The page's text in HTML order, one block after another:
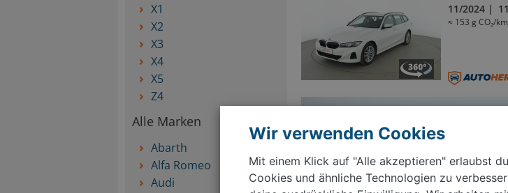
11/2024
≈ 153 g CO₂/
Kostenlos bewerten, Termin
einfach verkaufen.
Jetzt Kostenlos bewerten
X1
X2
X3
X4
X5
Z4
Alle Marken
Abarth
Alfa Romeo
Audi
Wir verwenden Cookies
Mit einem Klick auf "Alle akzeptieren" erlaubst
Cookies und ähnliche Technologien zu